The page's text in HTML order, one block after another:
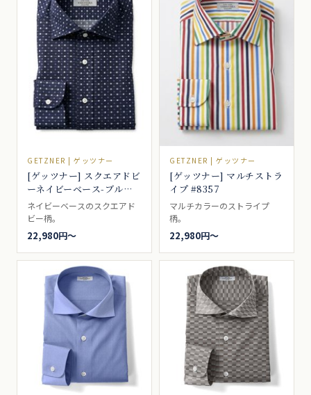
GETZNER | ゲッツナー
[ゲッツナー] スクエアドビ
ーネイビーベース-ブルー
×ネイビー-× #8365
ネイビーベースのスクエアド
ビー柄。
22,980円〜
GETZNER | ゲッツナー
[ゲッツナー] マルチストラ
イプ #8357
マルチカラーのストライプ
柄。
22,980円〜